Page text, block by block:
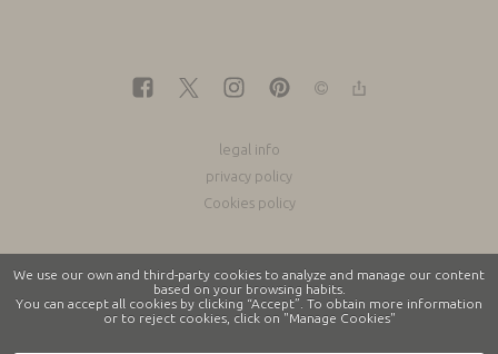
legal info
privacy policy
Cookies policy
We use our own and third-party cookies to analyze and manage our content
based on your browsing habits.
You can accept all cookies by clicking “Accept”. To obtain more information
or to reject cookies, click on "Manage Cookies"